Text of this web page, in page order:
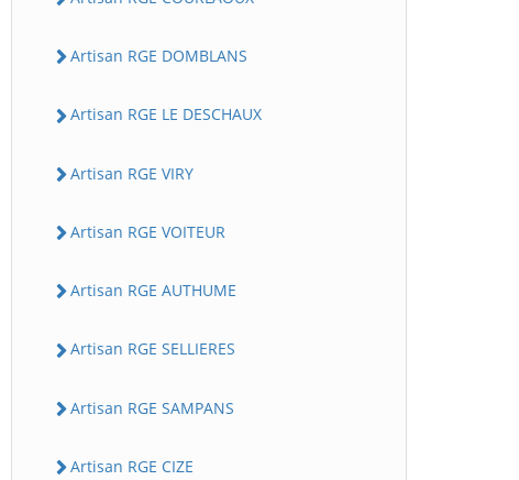
Artisan RGE DOMBLANS
Artisan RGE LE DESCHAUX
Artisan RGE VIRY
Artisan RGE VOITEUR
Artisan RGE AUTHUME
Artisan RGE SELLIERES
Artisan RGE SAMPANS
Artisan RGE CIZE